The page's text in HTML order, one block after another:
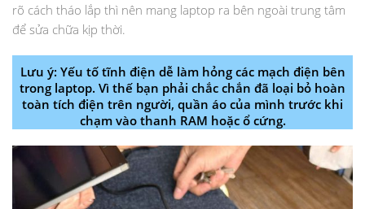
rõ cách tháo lắp thì nên mang laptop ra bên ngoài trung tâm
để sửa chữa kịp thời.
Lưu ý: Yếu tố tĩnh điện dễ làm hỏng các mạch điện bên
trong laptop. Vì thế bạn phải chắc chắn đã loại bỏ hoàn
toàn tích điện trên người, quần áo của mình trước khi
chạm vào thanh RAM hoặc ổ cứng.